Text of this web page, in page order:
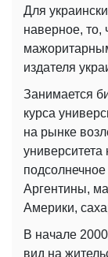
Для
наверное, то,
издателя
Занимается
курса
на рынке
Аргентины,
Америки,
В начале
вид на